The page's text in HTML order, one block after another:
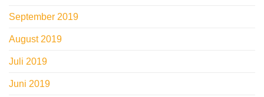
September 2019
August 2019
Juli 2019
Juni 2019